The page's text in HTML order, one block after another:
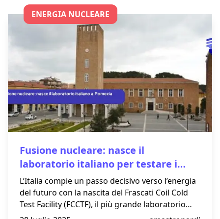
ENERGIA NUCLEARE
Fusione nucleare: nasce il
laboratorio italiano per testare i
super magneti del reattore DTT
L’Italia compie un passo decisivo verso l’energia
del futuro con la nascita del Frascati Coil Cold
Test Facility (FCCTF), il più grande laboratorio
nazionale per il collaudo dei super magneti del